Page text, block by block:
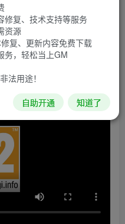
能够享受到“前所未有”的
加尽情享受故事世界的方
修复、技术支持等服务
资源
复、更新内容免费下载
务，轻松当上GM
法用途！
自助开通 知道了